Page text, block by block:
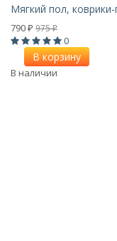
Мягкий пол,
790 ₽ 975₽
0
В корзину
В наличии